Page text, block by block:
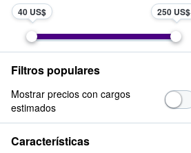
40 US$ 250 US$
Filtros populares
Mostrar precios con cargos
estimados
Características